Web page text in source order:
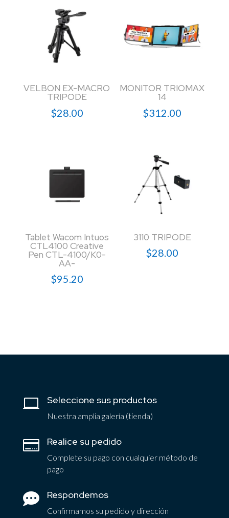
VELBON EX-MACRO
TRIPODE
$28.00
MONITOR TRIOMAX
14
$312.00
Tablet Wacom Intuos
CTL4100 Creative
Pen CTL-4100/K0-
AA-
$95.20
3110 TRIPODE
$28.00
 Seleccione sus productos
Nuestra amplia galería (tienda)
 Realice su pedido
Complete su pago con cualquier método de
pago
 Respondemos
Confirmamos su pedido y dirección